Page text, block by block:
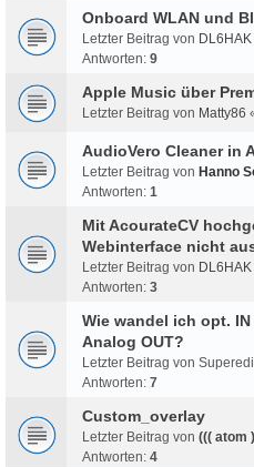
Onboard WLAN und
Letzter Beitrag von DL6HAK
Antworten: 9
Apple Music über
Letzter Beitrag von Matty86
AudioVero Cleaner in
Letzter Beitrag von Hanno
Antworten: 1
Mit AcourateCV
Webinterface nicht
Letzter Beitrag von DL6HAK
Antworten: 3
Wie wandel ich opt.
Analog OUT?
Letzter Beitrag von Superedi
Antworten: 7
Custom_overlay
Letzter Beitrag von ((( atom
Antworten: 4